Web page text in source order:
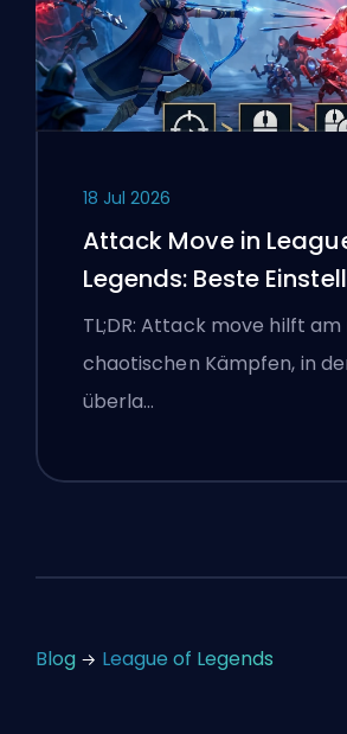
18 Jul 2026
Attack Move in
Legends: Beste
TL;DR: Attack move hilft
chaotischen Kämpfen, in
überla…
Blog League of Legends